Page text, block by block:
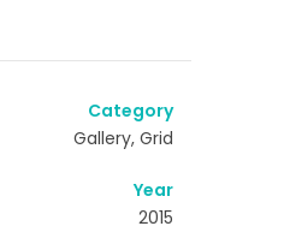
Category
Gallery, Grid
Year
2015